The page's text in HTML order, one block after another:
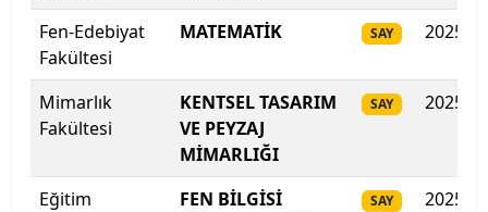
Çağ Üniversitesi
Çanakkale Onsekiz Mart Üniversitesi
Çankaya Üniversitesi
Çankırı Karatekin Üniversitesi
Fen-Edebiyat
Fakültesi
MATEMATİK SAY 2025
Mimarlık
Fakültesi
KENTSEL TASARIM
VE PEYZAJ
MİMARLIĞI
SAY 2025
Eğitim
FEN BİLGİSİ
SAY 2025